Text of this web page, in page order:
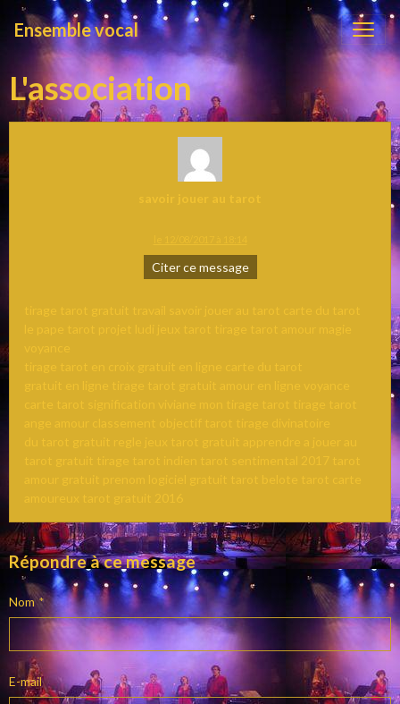
Ensemble vocal
L'association
savoir jouer au tarot
Citer ce message
tirage tarot gratuit travail savoir jouer au tarot carte du tarot
le pape tarot projet ludi jeux tarot tirage tarot amour magie
voyance
tirage tarot en croix gratuit en ligne carte du tarot
gratuit en ligne tirage tarot gratuit amour en ligne voyance
carte tarot signification viviane mon tirage tarot tirage tarot
ange amour classement objectif tarot tirage divinatoire
du tarot gratuit regle jeux tarot gratuit apprendre a jouer au
tarot gratuit tirage tarot indien tarot sentimental 2017 tarot
amour gratuit prenom logiciel gratuit tarot belote tarot carte
amoureux tarot gratuit 2016
Répondre à ce message
Nom
E-mail